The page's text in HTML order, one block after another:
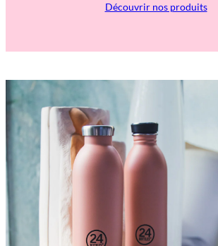
Découvrir nos produits